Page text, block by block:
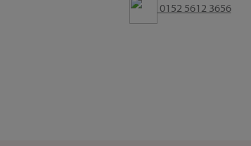
0152 5612 3656